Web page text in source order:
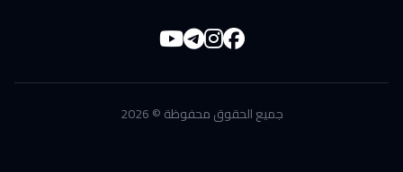
جميع الحقوق محفوظة © 2026